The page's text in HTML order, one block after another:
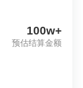
100w+
预估结算金额